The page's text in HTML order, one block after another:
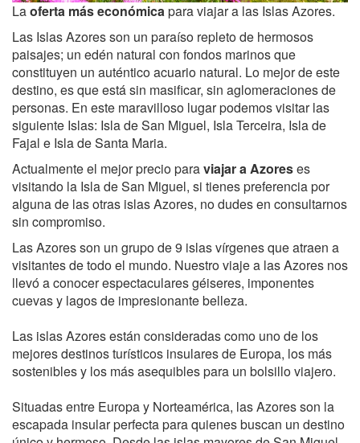
Laoferta más económicapara viajar a las Islas Azores.
Las Islas Azores son un paraíso repleto de hermosos
paisajes; un edén natural con fondos marinos que
constituyen un auténtico acuario natural. Lo mejor de este
destino, es que está sin masificar, sin aglomeraciones de
personas. En este maravilloso lugar podemos visitar las
siguiente Islas: Isla de San Miguel, Isla Terceira, Isla de
Fajal e Isla de Santa Maria.
Actualmente el mejor precio paraviajar a Azoreses
visitando la Isla de San Miguel, si tienes preferencia por
alguna de las otras islas Azores, no dudes en consultarnos
sin compromiso.
Las Azores son un grupo de 9 islas vírgenes que atraen a
visitantes de todo el mundo. Nuestro viaje a las Azores nos
llevó a conocer espectaculares géiseres, imponentes
cuevas y lagos de impresionante belleza.
Las islas Azores están consideradas como uno de los
mejores destinos turísticos insulares de Europa, los más
sostenibles y los más asequibles para un bolsillo viajero.
Situadas entre Europa y Norteamérica, las Azores son la
escapada insular perfecta para quienes buscan un destino